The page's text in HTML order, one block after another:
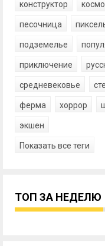
конструктор
песочница
подземелье
приключение
средневековье
ферма хоррор
экшен
Показать все теги
ТОП ЗА НЕДЕЛЮ